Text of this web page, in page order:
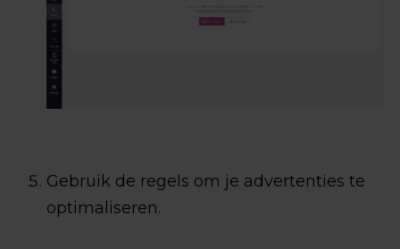
Gebruik de regels om je advertenties te
optimaliseren.